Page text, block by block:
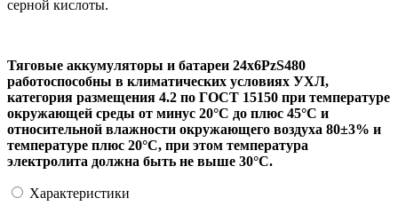
серной кислоты.
Тяговые аккумуляторы и батареи 24х6PzS480
работоспособны в климатических условиях УХЛ,
категория размещения 4.2 по ГОСТ 15150 при температуре
окружающей среды от минус 20°С до плюс 45°С и
относительной влажности окружающего воздуха 80±3% и
температуре плюс 20°С, при этом температура
электролита должна быть не выше 30°С.
Характеристики